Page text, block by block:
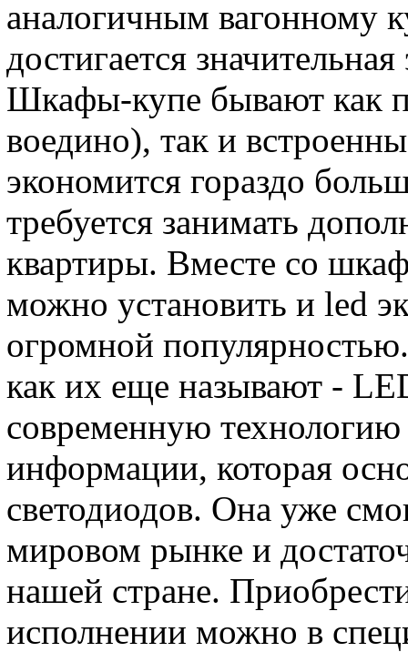
аналогичным вагонному
достигается
Шкафы-купе бывают как
воедино), так и
экономится гораздо
требуется занимать
квартиры. Вместе со
можно установить и led
огромной
как их еще называют -
современную технологию
информации, которая
светодиодов. Она уже
мировом рынке и
нашей стране.
исполнении можно в